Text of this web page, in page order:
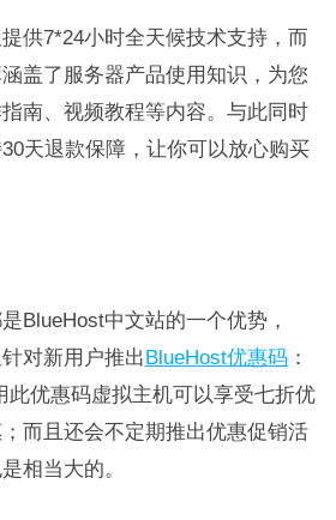
供7*24小时全天候技术支持，而
盖了服务器产品使用知识，为您
南、视频教程等内容。与此同时
天退款保障，让你可以放心购买
BlueHost中文站的一个优势，
对新用户推出BlueHost优惠码：
此优惠码虚拟主机可以享受七折优
而且还会不定期推出优惠促销活
相当大的。